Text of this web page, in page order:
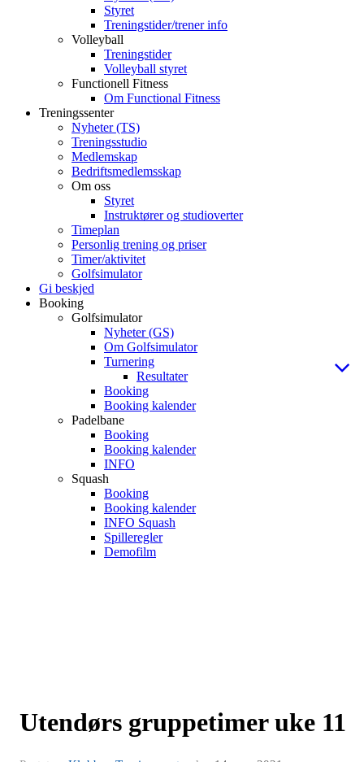
Styret
Treningstider/trener info
Volleyball
Treningstider
Volleyball styret
Functionell Fitness
Om Functional Fitness
Treningssenter
Nyheter (TS)
Treningsstudio
Medlemskap
Bedriftsmedlemsskap
Om oss
Styret
Instruktører og studioverter
Timeplan
Personlig trening og priser
Timer/aktivitet
Golfsimulator
Gi beskjed
Booking
Golfsimulator
Nyheter (GS)
Om Golfsimulator
Turnering
Resultater
Booking
Booking kalender
Padelbane
Booking
Booking kalender
INFO
Squash
Booking
Booking kalender
INFO Squash
Spilleregler
Demofilm
Utendørs gruppetimer uke 11